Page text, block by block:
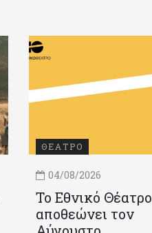
ΘΕΑΤΡΟ
04/08/2026
Το Εθνικό Θέατρο
αποθεώνει τον